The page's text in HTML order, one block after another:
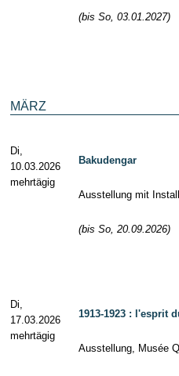
(bis So, 03.01.2027)
MÄRZ
Di,
10.03.2026
mehrtägig
Bakudengar
Ausstellung mit
(bis So, 20.09.2026)
Di,
17.03.2026
mehrtägig
1913-1923 : l'esprit
Ausstellung, Musée